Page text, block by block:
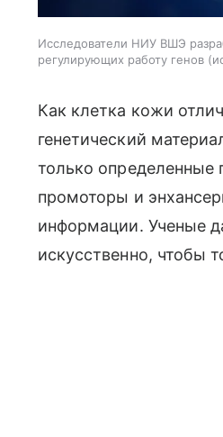
Исследователи НИУ ВШЭ
регулирующих работу генов
Как клетка кожи
генетический
только определенные
промоторы и
информации. Ученые
искусственно, чтобы